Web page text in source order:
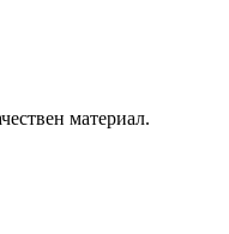
материал.